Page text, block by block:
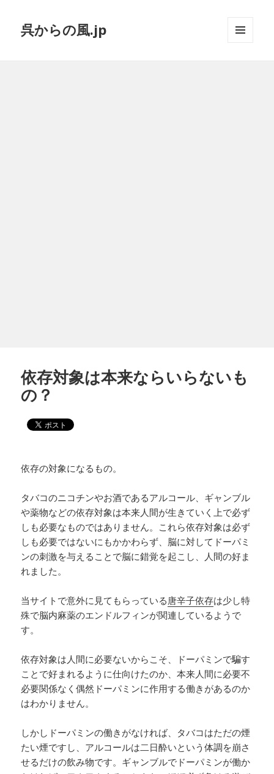
呉からの風.jp
依存対象は本来ならいらないも
の？
依存の対象になるもの。
タバコのニコチンやお酒であるアルコール、ギャンブル
や薬物などの依存対象は本来人間が生きていく上で必ず
しも必要なものではありません。これら依存対象は必ず
しも必要ではないにもかかわらず、脳に対してドーパミ
ンの刺激を与えることで脳に錯覚を起こし、人間の好ま
れました。
当サイトで意外に見てもらっている唐辛子依存は少し特
殊で脳内麻薬のエンドルフィンが関連しているようで
す。
依存対象は人間に必要ないからこそ、ドーパミンで騙す
ことで好まれるように仕向けたのか、本来人間に必要不
必要関係なく偶然ドーパミンに作用する働きがあるのか
はわかりません。
しかしドーパミンの働きがなければ、タバコはただの煙
たい煙ですし、アルコールは二日酔いという体調を崩さ
せるだけの飲み物です。ギャンブルでドーパミンが働か